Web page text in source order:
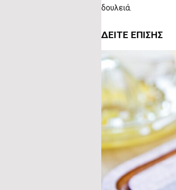
δουλειά.
ΔΕΊΤΕ ΕΠΊΣΗΣ